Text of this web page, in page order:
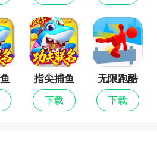
使用：否
(基本上，除了不良)
：否(除非你打到人)
使用：否
，建议抢了棍子杀或者暗杀
指尖捕鱼
百度版
下载
无限跑酷
下载